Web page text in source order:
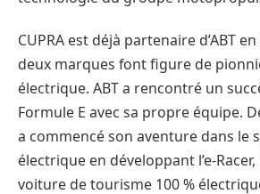
CUPRA est déjà partenaire d’ABT
deux marques font figure de
électrique. ABT a rencontré un
Formule E avec sa propre équipe.
a commencé son aventure dans le
électrique en développant l’e-
voiture de tourisme 100 %